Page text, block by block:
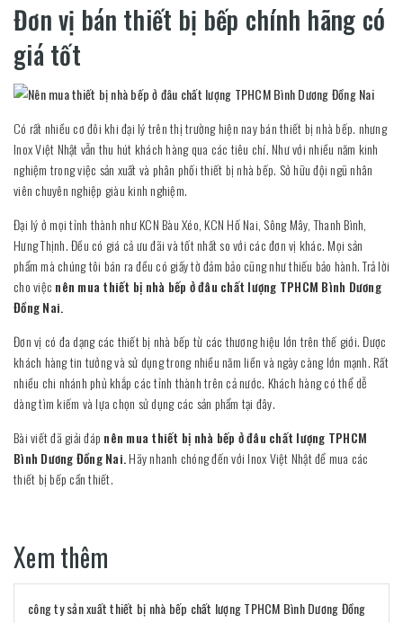
Đơn vị bán thiết bị bếp chính hãng có
giá tốt
Có rất nhiều cơ đôi khi đại lý trên thị trường hiện nay bán thiết bị nhà bếp. nhưng
Inox Việt Nhật vẫn thu hút khách hàng qua các tiêu chí. Như với nhiều năm kinh
nghiệm trong việc sản xuất và phân phối thiết bị nhà bếp. Sở hữu đội ngũ nhân
viên chuyên nghiệp giàu kinh nghiệm.
Đại lý ở mọi tỉnh thành như KCN Bàu Xéo, KCN Hố Nai, Sông Mây, Thanh Bình,
Hưng Thịnh. Đều có giá cả ưu đãi và tốt nhất so với các đơn vị khác. Mọi sản
phẩm mà chúng tôi bán ra đều có giấy tờ đảm bảo cũng như thiếu bảo hành. Trả lời
cho việc nên mua thiết bị nhà bếp ở đâu chất lượng TPHCM Bình Dương
Đồng Nai.
Đơn vị có đa dạng các thiết bị nhà bếp từ các thương hiệu lớn trên thế giới. Được
khách hàng tin tưởng và sử dụng trong nhiều năm liền và ngày càng lớn mạnh. Rất
nhiều chi nhánh phủ khắp các tỉnh thành trên cả nước. Khách hàng có thể dễ
dàng tìm kiếm và lựa chọn sử dụng các sản phẩm tại đây.
Bài viết đã giải đáp nên mua thiết bị nhà bếp ở đâu chất lượng TPHCM
Bình Dương Đồng Nai.Hãy nhanh chóng đến với Inox Việt Nhật để mua các
thiết bị bếp cần thiết.
Xem thêm
công ty sản xuất thiết bị nhà bếp chất lượng TPHCM Bình Dương Đồng